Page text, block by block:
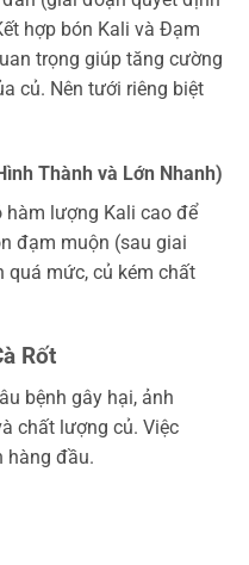
hợp bón Kali và Đạm
trọng giúp tăng cường
củ. Nên tưới riêng biệt
Thành và Lớn Nhanh)
hàm lượng Kali cao để
đạm muộn (sau giai
quá mức, củ kém chất
Rốt
bệnh gây hại, ảnh
chất lượng củ. Việc
hàng đầu.